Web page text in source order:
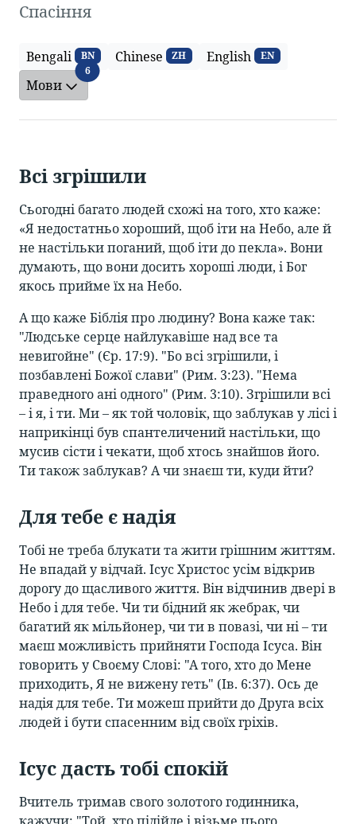
Спасіння
Bengali BN Chinese ZH English EN
Мови
6Мови
Всі згрішили
Сьогодні багато людей схожі на того, хто каже:
«Я недостатньо хороший, щоб іти на Небо, але й
не настільки поганий, щоб іти до пекла». Вони
думають, що вони досить хороші люди, і Бог
якось прийме їх на Небо.
А що каже Біблія про людину? Вона каже так:
"Людське серце найлукавіше над все та
невигойне" (Єр. 17:9). "Бо всі згрішили, і
позбавлені Божої слави" (Рим. 3:23). "Нема
праведного ані одного" (Рим. 3:10). Згрішили всі
– і я, і ти. Ми – як той чоловік, що заблукав у лісі і
наприкінці був спантеличений настільки, що
мусив сісти і чекати, щоб хтось знайшов його.
Ти також заблукав? А чи знаєш ти, куди йти?
Для тебе є надія
Тобі не треба блукати та жити грішним життям.
Не впадай у відчай. Ісус Христос усім відкрив
дорогу до щасливого життя. Він відчинив двері в
Небо і для тебе. Чи ти бідний як жебрак, чи
багатий як мільйонер, чи ти в повазі, чи ні – ти
маєш можливість прийняти Господа Ісуса. Він
говорить у Своєму Слові: "А того, хто до Мене
приходить, Я не вижену геть" (Ів. 6:37). Ось де
надія для тебе. Ти можеш прийти до Друга всіх
людей і бути спасенним від своїх гріхів.
Ісус дасть тобі спокій
Вчитель тримав свого золотого годинника,